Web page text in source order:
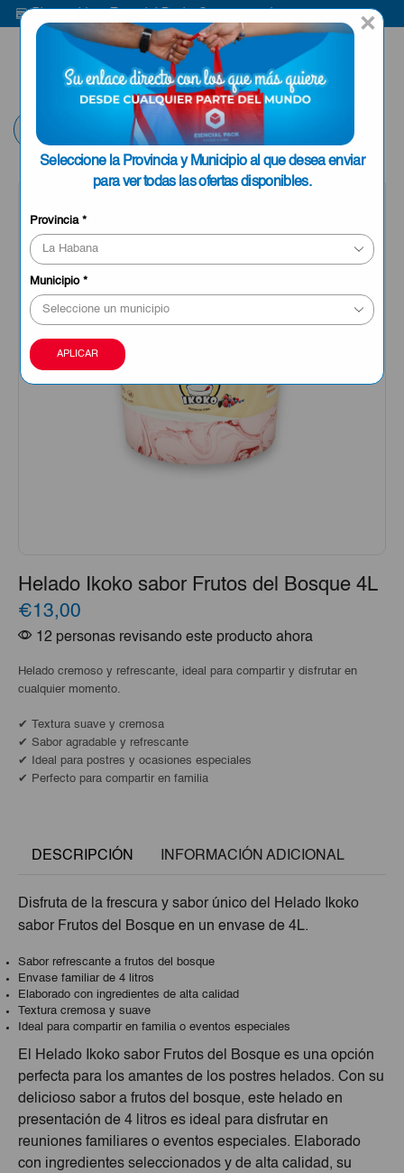
×
Seleccione la Provincia y Municipio al que desea enviar
para ver todas las ofertas disponibles.
Provincia*
Municipio*
APLICAR
Bienvenido a Esencial Pack
ENVIAR A LA
HABANA
Helado Ikoko sabor Frutos del Bosque 4L
€13,00
12 personas revisando este producto ahora
Helado cremoso y refrescante, ideal para compartir y disfrutar en
cualquier momento.
✔ Textura suave y cremosa
✔ Sabor agradable y refrescante
✔ Ideal para postres y ocasiones especiales
✔ Perfecto para compartir en familia
DESCRIPCIÓN INFORMACIÓN ADICIONAL
Disfruta de la frescura y sabor único del Helado Ikoko
sabor Frutos del Bosque en un envase de 4L.
Sabor refrescante a frutos del bosque
Envase familiar de 4 litros
Elaborado con ingredientes de alta calidad
Textura cremosa y suave
Ideal para compartir en familia o eventos especiales
El Helado Ikoko sabor Frutos del Bosque es una opción
perfecta para los amantes de los postres helados. Con su
delicioso sabor a frutos del bosque, este helado en
presentación de 4 litros es ideal para disfrutar en
reuniones familiares o eventos especiales. Elaborado
con ingredientes seleccionados y de alta calidad, su